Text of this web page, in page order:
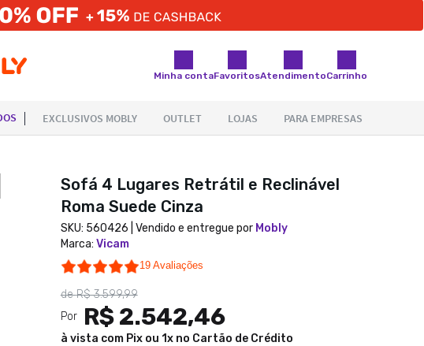
Minha contaFavoritosAtendimentoCarrinho
Sofá 4 Lugares Retrátil e Reclinável
Roma Suede Cinza
SKU: 560426 | Vendido e entregue por Mobly
Marca: Vicam
4.9 star rating
19 Avaliações
deR$ 3.599,99
Por
R$ 2.542,46
à vista com Pix ou 1x no Cartão de Crédito